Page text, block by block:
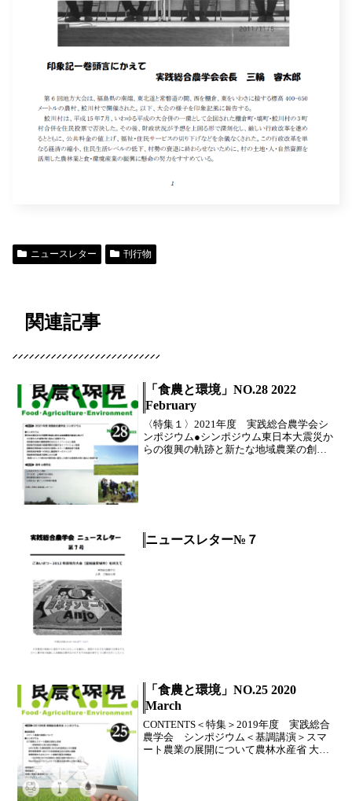
ニュースレター 刊行物
関連記事
「食農と環境」NO.28 2022
February
〈特集１〉2021年度 実践総合農学会シ
ンポジウム●シンポジウム東日本大震災か
らの復興の軌跡と新たな地域農業の創造
ニュースレター№７
「食農と環境」NO.25 2020
March
CONTENTS＜特集＞2019年度 実践総合
農学会 シンポジウム＜基調講演＞スマ
ート農業の展開について農林水産省 大臣